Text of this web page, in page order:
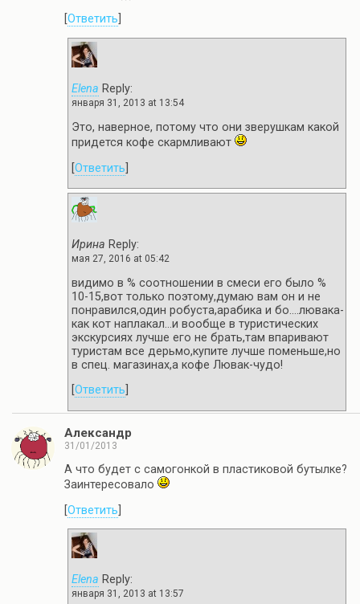
Ответить
Elena Reply:
января 31, 2013 at 13:54
Это, наверное, потому что они зверушкам какой
придется кофе скармливают
Ответить
Ирина Reply:
мая 27, 2016 at 05:42
видимо в % соотношении в смеси его было %
10-15,вот только поэтому,думаю вам он и не
понравился,один робуста,арабика и бо….лювака-
как кот наплакал…и вообще в туристических
экскурсиях лучше его не брать,там впаривают
туристам все дерьмо,купите лучше поменьше,но
в спец. магазинах,а кофе Лювак-чудо!
Ответить
Александр
31/01/2013
А что будет с самогонкой в пластиковой бутылке?
Заинтересовало
Ответить
Elena Reply:
января 31, 2013 at 13:57